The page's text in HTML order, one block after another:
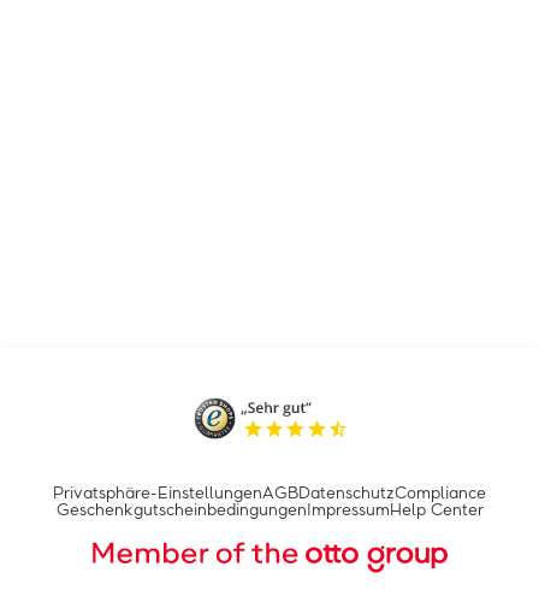
Privatsphäre-EinstellungenAGBDatenschutzCompliance
Geschenkgutscheinbedingungen Impressum Help Center